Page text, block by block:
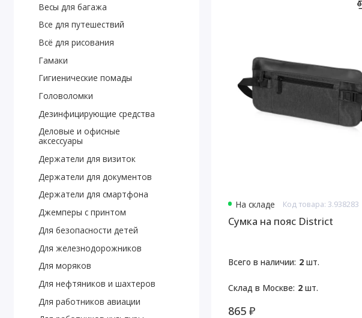
Весы для багажа
Все для путешествий
Всё для рисования
Гамаки
Гигиенические помады
Головоломки
Дезинфицирующие средства
Деловые и офисные
аксессуары
Держатели для визиток
Держатели для документов
Держатели для смартфона
Джемперы с принтом
Для безопасности детей
Для железнодорожников
Для моряков
Для нефтяников и шахтеров
Для работников авиации
На складе Код товара: 3.938283
Сумка на пояс District
Всего в наличии: 2шт.
Склад в Москве: 2шт.
865 ₽